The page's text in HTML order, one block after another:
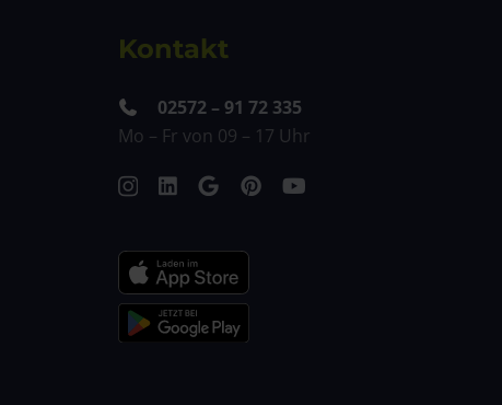
Kontakt
02572 – 91 72 335
Mo – Fr von 09 – 17 Uhr